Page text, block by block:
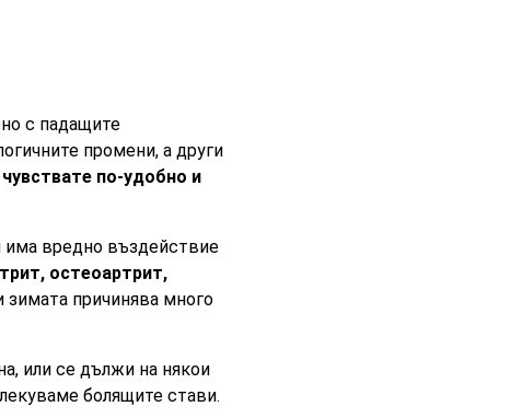
с падащите
промени, а други
по-удобно и
има вредно въздействие
остеоартрит,
зимата причинява много
или се дължи на някои
болящите стави.